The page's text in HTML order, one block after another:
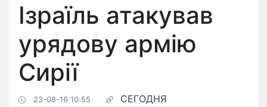
Ізраїль атакував
урядову армію
Сирії
23-08-16 10:55 СЕГОДНЯ